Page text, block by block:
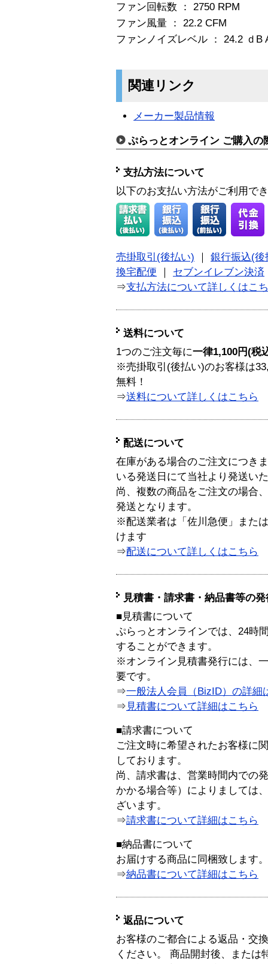
ファン回転数 ： 2750 RPM
ファン風量 ： 22.2 CFM
ファンノイズレベル ： 24.2 ｄB
関連リンク
メーカー製品情報
ぷらっとオンライン ご購入の
支払方法について
以下のお支払い方法がご利用で
売掛取引(後払い)
銀行振込(後
換宅配便
セブンイレブン決済
⇒支払方法について詳しくはこ
送料について
1つのご注文毎に一律1,100円(税
※売掛取引(後払い)のお客様は
無料！
⇒送料について詳しくはこちら
配送について
在庫がある場合のご注文につき
いる発送日にて当社より発送い
尚、複数の商品をご注文の場合
発送となります。
※配送業者は「佐川急便」また
けます
⇒配送について詳しくはこちら
見積書・請求書・納品書等の
■見積書について
ぷらっとオンラインでは、24時
することができます。
※オンライン見積書発行には、
要です。
⇒一般法人会員（BizID）の詳細
⇒ 見積書について詳細はこちら
■請求書について
ご注文時に希望されたお客様に
しております。
尚、請求書は、営業時間内での
かかる場合等）によりましては
ざいます。
⇒請求書について詳細はこちら
■納品書について
お届けする商品に同梱致します。
⇒納品書について詳細はこちら
返品について
お客様のご都合による返品・交
ください。 商品開封後、または